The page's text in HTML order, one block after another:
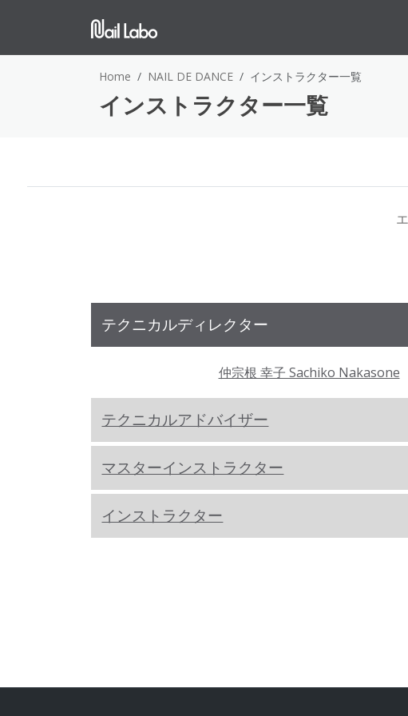
Home NAIL DE DANCE インストラクター一覧
インストラクター一覧
テクニカルディレクター
仲宗根 幸子 Sachiko Nakasone
テクニカルアドバイザー
マスターインストラクター
インストラクター